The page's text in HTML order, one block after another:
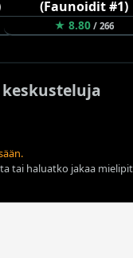
★ 8.80/ 266
tai haluatko jakaa